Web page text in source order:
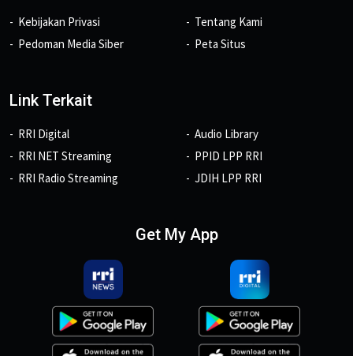
Kebijakan Privasi
Pedoman Media Siber
Tentang Kami
Peta Situs
Link Terkait
RRI Digital
RRI NET Streaming
RRI Radio Streaming
Audio Library
PPID LPP RRI
JDIH LPP RRI
Get My App